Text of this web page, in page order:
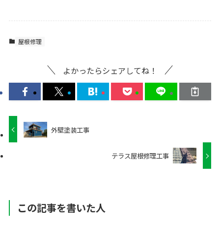
屋根修理
よかったらシェアしてね！
外壁塗装工事
テラス屋根修理工事
この記事を書いた人